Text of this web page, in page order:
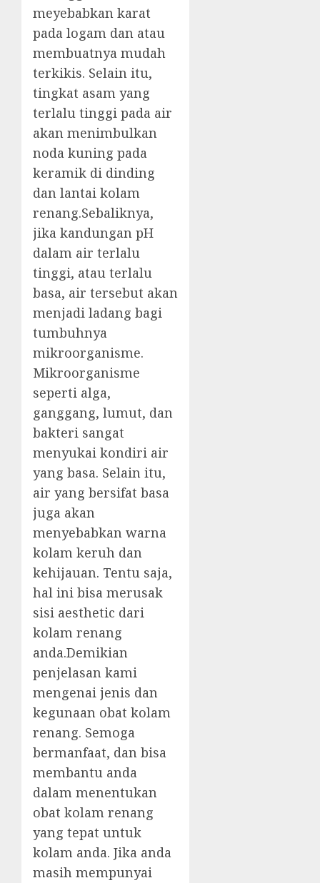
meyebabkan karat
pada logam dan atau
membuatnya mudah
terkikis. Selain itu,
tingkat asam yang
terlalu tinggi pada air
akan menimbulkan
noda kuning pada
keramik di dinding
dan lantai kolam
renang.Sebaliknya,
jika kandungan pH
dalam air terlalu
tinggi, atau terlalu
basa, air tersebut akan
menjadi ladang bagi
tumbuhnya
mikroorganisme.
Mikroorganisme
seperti alga,
ganggang, lumut, dan
bakteri sangat
menyukai kondiri air
yang basa. Selain itu,
air yang bersifat basa
juga akan
menyebabkan warna
kolam keruh dan
kehijauan. Tentu saja,
hal ini bisa merusak
sisi aesthetic dari
kolam renang
anda.Demikian
penjelasan kami
mengenai jenis dan
kegunaan obat kolam
renang. Semoga
bermanfaat, dan bisa
membantu anda
dalam menentukan
obat kolam renang
yang tepat untuk
kolam anda. Jika anda
masih mempunyai